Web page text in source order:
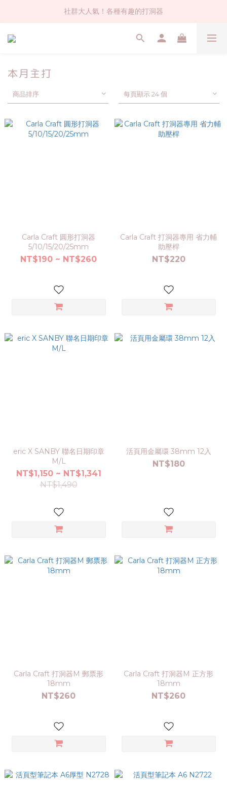
社群大人氣！各種有趣的打洞器
社群大人氣！各種有趣的打洞器
超值$59人氣日本製貼紙！還不買爆
本月主打
商品排序 每頁顯示 24 個
Carla Craft 圓形打洞器
5/10/15/20/25mm
NT$190 ~ NT$260
Carla Craft 打洞器專用 省力輔
助壓桿
NT$220
eric X SANBY 聯名日期印章
M/L
NT$1,150 ~ NT$1,341
NT$1,490
活頁用金屬環 38mm 12入
NT$180
Carla Craft 打洞器M 郵票形
18mm
NT$260
Carla Craft 打洞器M 正方形
18mm
NT$260